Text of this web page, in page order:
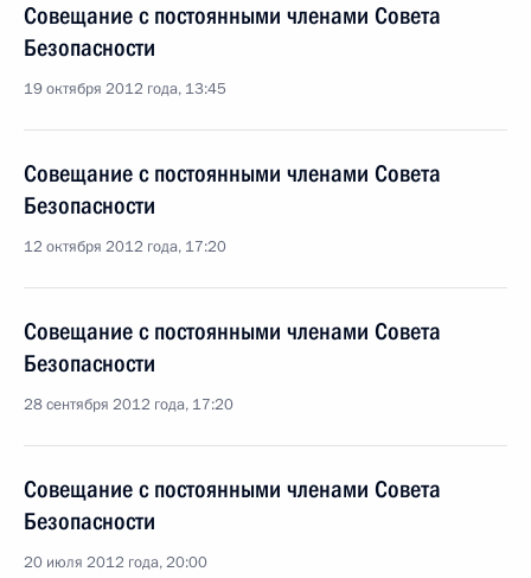
Совещание с постоянными членами Совета
Безопасности
19 октября 2012 года, 13:45
Совещание с постоянными членами Совета
Безопасности
12 октября 2012 года, 17:20
Совещание с постоянными членами Совета
Безопасности
28 сентября 2012 года, 17:20
Совещание с постоянными членами Совета
Безопасности
20 июля 2012 года, 20:00